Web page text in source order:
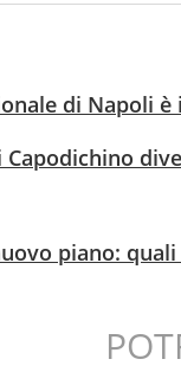
di Napoli è
piano: